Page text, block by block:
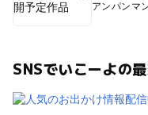
アンパンマ
SNSでいこーよの